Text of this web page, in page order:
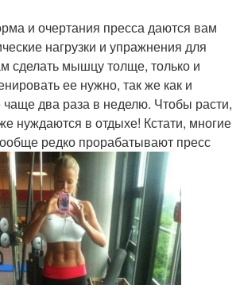
и очертания пресса даются вам
нагрузки и упражнения для
сделать мышцу толще, только и
ее нужно, так же как и
два раза в неделю. Чтобы расти,
нуждаются в отдыхе! Кстати, многие
редко прорабатывают пресс